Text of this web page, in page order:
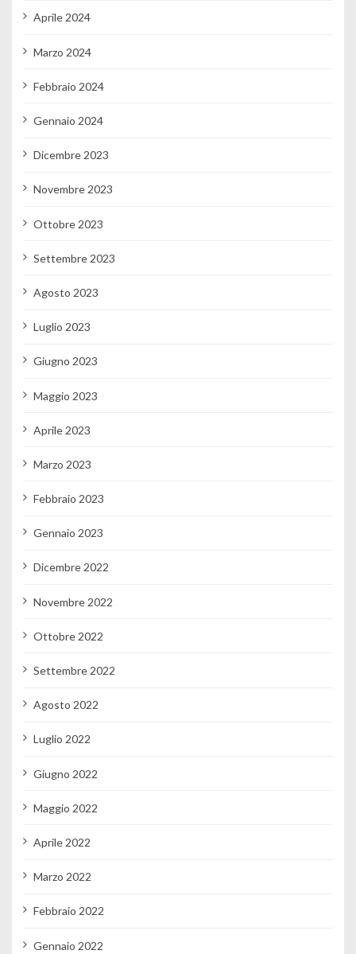
Aprile 2024
Marzo 2024
Febbraio 2024
Gennaio 2024
Dicembre 2023
Novembre 2023
Ottobre 2023
Settembre 2023
Agosto 2023
Luglio 2023
Giugno 2023
Maggio 2023
Aprile 2023
Marzo 2023
Febbraio 2023
Gennaio 2023
Dicembre 2022
Novembre 2022
Ottobre 2022
Settembre 2022
Agosto 2022
Luglio 2022
Giugno 2022
Maggio 2022
Aprile 2022
Marzo 2022
Febbraio 2022
Gennaio 2022